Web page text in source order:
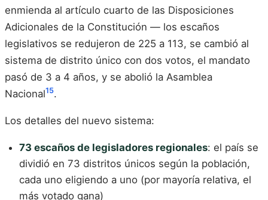
enmienda al artículo cuarto de las Disposiciones
Adicionales de la Constitución — los escaños
legislativos se redujeron de 225 a 113, se cambió al
sistema de distrito único con dos votos, el mandato
pasó de 3 a 4 años, y se abolió la Asamblea
Nacional15.
Los detalles del nuevo sistema:
73 escaños de legisladores regionales: el país se
dividió en 73 distritos únicos según la población,
cada uno eligiendo a uno (por mayoría relativa, el
más votado gana)